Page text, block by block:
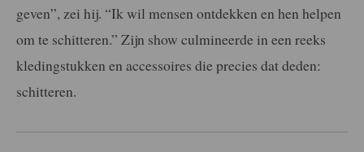
geven”, zei hij. “Ik wil mensen ontdekken en hen helpen
om te schitteren.” Zijn show culmineerde in een reeks
kledingstukken en accessoires die precies dat deden:
schitteren.